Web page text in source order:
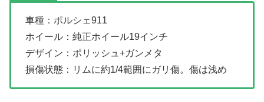
車種：ポルシェ911
ホイール：純正ホイール19インチ
デザイン：ポリッシュ+ガンメタ
損傷状態：リムに約1/4範囲にガリ傷。傷は浅め